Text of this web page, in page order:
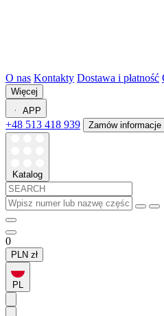
O nas Kontakty Dostawa i płatność
Więcej
APP
+48 513 418 939 Zamów informacje
Katalog
0
PLN zł
PL